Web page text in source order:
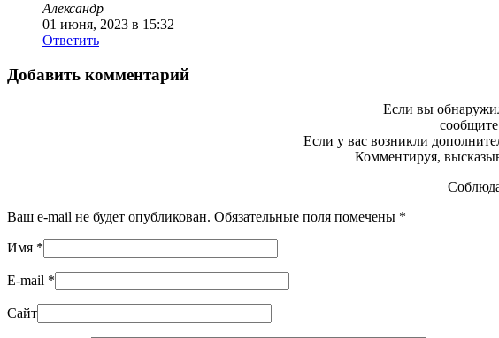
Александр
01 июня, 2023 в 15:32
Ответить
Добавить комментарий
Если вы
Если у вас возникли
Комментируя,
Ваш e-mail не будет опубликован. Обязательные поля помечены *
Имя *
E-mail *
Сайт